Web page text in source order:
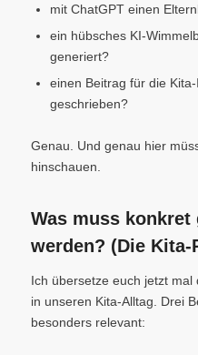
mit ChatGPT einen
ein hübsches KI-
generiert?
einen Beitrag für die
geschrieben?
Genau. Und genau hier
hinschauen.
Was muss konkret
werden? (Die
Ich übersetze euch jetzt
in unseren Kita-Alltag. Drei
besonders relevant: